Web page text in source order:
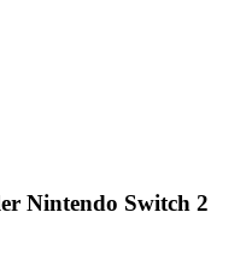
Nintendo Switch 2